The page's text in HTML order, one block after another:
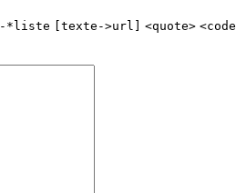
-*liste [texte->url] <quote>